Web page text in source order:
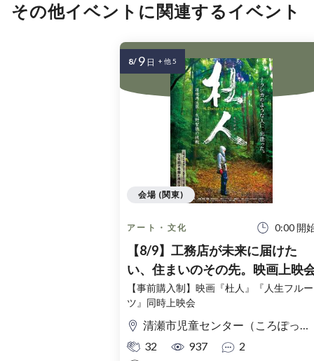
その他イベントに関連するイベント
アート・文化 0:00 開
【8/9】工務店が未来に届けた
い、住まいのその先。映画上映
【事前購入制】映画『杜人』『人生フルー
ツ』同時上映会
清瀬市児童センター（ころぽっくる）東京都清瀬市中清戸3-235-5
32
937 2
会場 (関東)
8/ 9 日 + 他 5